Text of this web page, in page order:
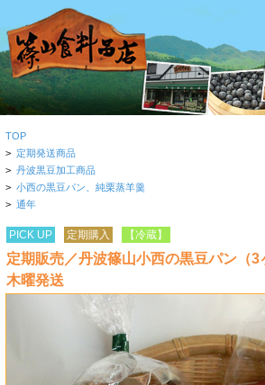
TOP
> 定期発送商品
> 丹波黒豆加工商品
> 小西の黒豆パン、純栗蒸羊羹
> 通年
PICK UP 定期購入 【冷蔵】
定期販売／丹波篠山小西の黒豆パン（
木曜発送